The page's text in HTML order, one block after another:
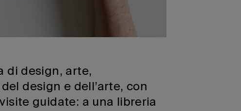
di design, arte,
design e dell’arte, con
guidate: a una libreria